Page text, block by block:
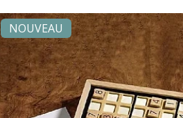
NOUVEAU